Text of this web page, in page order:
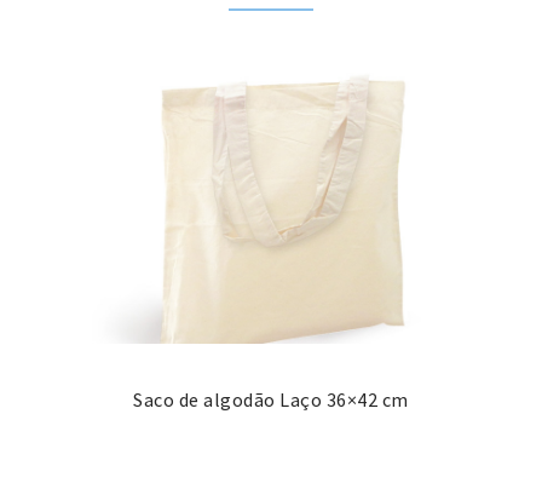
Saco de algodão Laço 36×42 cm